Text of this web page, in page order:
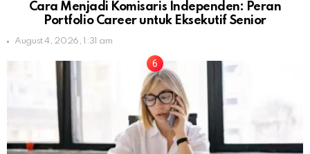
Cara Menjadi Komisaris Independen: Peran
Portfolio Career untuk Eksekutif Senior
August 4, 2026, 1:31 am